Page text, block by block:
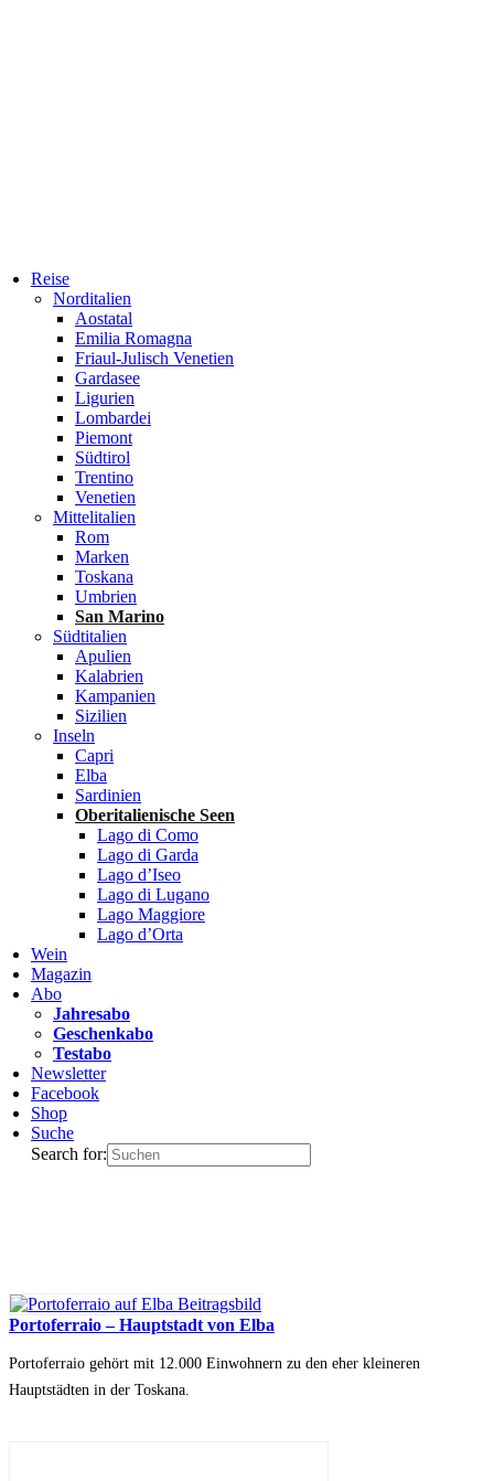
Reise
Norditalien
Aostatal
Emilia Romagna
Friaul-Julisch Venetien
Gardasee
Ligurien
Lombardei
Piemont
Südtirol
Trentino
Venetien
Mittelitalien
Rom
Marken
Toskana
Umbrien
San Marino
Südtitalien
Apulien
Kalabrien
Kampanien
Sizilien
Inseln
Capri
Elba
Sardinien
Oberitalienische Seen
Lago di Como
Lago di Garda
Lago d’Iseo
Lago di Lugano
Lago Maggiore
Lago d’Orta
Wein
Magazin
Abo
Jahresabo
Geschenkabo
Testabo
Newsletter
Facebook
Shop
Suche
Search for:
Portoferraio – Hauptstadt von Elba
Portoferraio gehört mit 12.000 Einwohnern zu den eher kleineren
Hauptstädten in der Toskana.